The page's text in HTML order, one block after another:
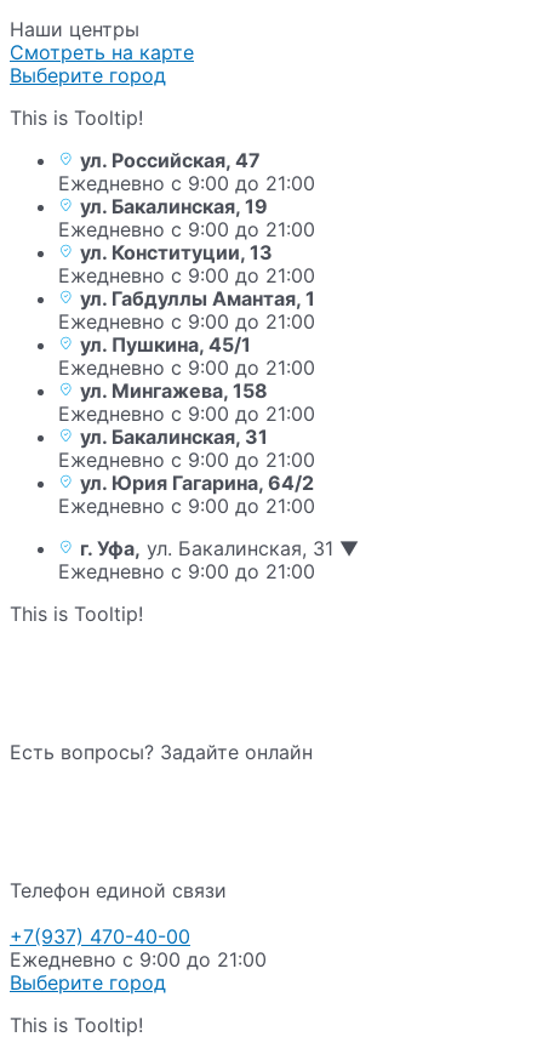
Наши центры
Смотреть на карте
Выберите город
This is Tooltip!
ул. Российская, 47
Ежедневно с 9:00 до 21:00
ул. Бакалинская, 19
Ежедневно с 9:00 до 21:00
ул. Конституции, 13
Ежедневно с 9:00 до 21:00
ул. Габдуллы Амантая, 1
Ежедневно с 9:00 до 21:00
ул. Пушкина, 45/1
Ежедневно с 9:00 до 21:00
ул. Мингажева, 158
Ежедневно с 9:00 до 21:00
ул. Бакалинская, 31
Ежедневно с 9:00 до 21:00
ул. Юрия Гагарина, 64/2
Ежедневно с 9:00 до 21:00
г. Уфа, ул. Бакалинская, 31 ▼
Ежедневно с 9:00 до 21:00
This is Tooltip!
Есть вопросы? Задайте онлайн
Телефон единой связи
+7(937) 470-40-00
Ежедневно с 9:00 до 21:00
Выберите город
This is Tooltip!